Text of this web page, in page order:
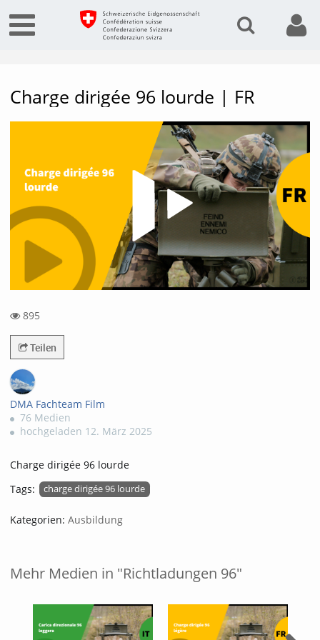
Charge dirigée 96 lourde | FR
895
Teilen
DMA Fachteam Film
76 Medien
hochgeladen 12. März 2025
Charge dirigée 96 lourde
Tags:
charge dirigée 96 lourde
Kategorien: Ausbildung
Mehr Medien in "Richtladungen 96"